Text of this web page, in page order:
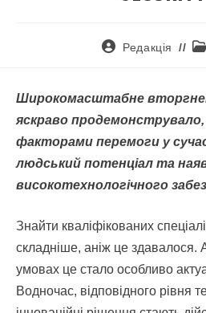
Редакція
Широкомасштабне
яскраво
факторами перемоги у
людський потенціал та
високотехнологічного
Знайти кваліфікованих
складніше, аніж це здавалося.
умовах це стало особливо
Водночас, відповідного рівня